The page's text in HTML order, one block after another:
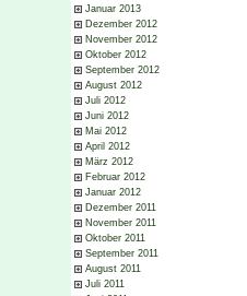
Januar 2013
Dezember 2012
November 2012
Oktober 2012
September 2012
August 2012
Juli 2012
Juni 2012
Mai 2012
April 2012
März 2012
Februar 2012
Januar 2012
Dezember 2011
November 2011
Oktober 2011
September 2011
August 2011
Juli 2011